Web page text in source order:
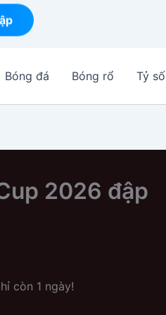
Bóng đá Bóng rổ Tỷ số
2026 đập
còn 1 ngày!